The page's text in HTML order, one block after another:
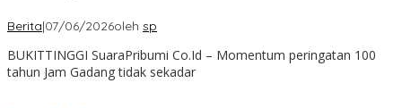
Berita|07/06/2026oleh sp
BUKITTINGGI SuaraPribumi Co.Id – Momentum peringatan 100
tahun Jam Gadang tidak sekadar